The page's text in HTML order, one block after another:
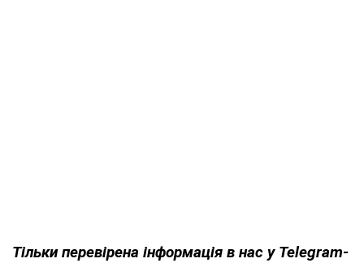
Тільки перевірена інформація в нас у Telegram-